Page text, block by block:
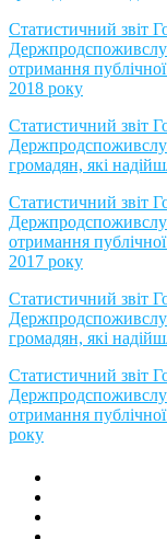
Статистичний звіт
отримання публічної
2018 року
Статистичний звіт
громадян, які
Статистичний звіт
отримання публічної
2017 року
Статистичний звіт
громадян, які
Статистичний звіт
отримання
року